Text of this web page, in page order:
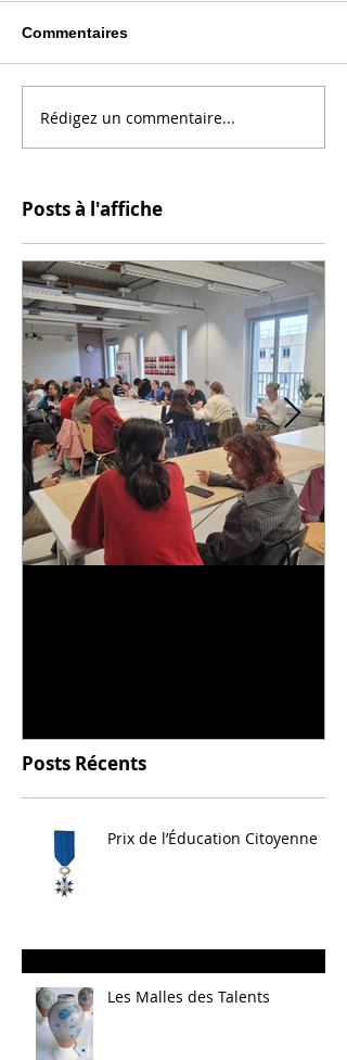
Commentaires
Rédigez un commentaire...
Posts à l'affiche
Posts Récents
Prix de l’Éducation Citoyenne
Les Malles des Talents